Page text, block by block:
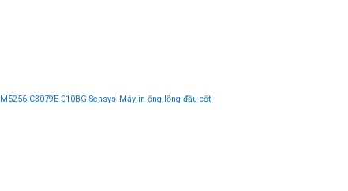
M5256-C3079E-010BG Sensys Máy in ống lồng đầu cốt